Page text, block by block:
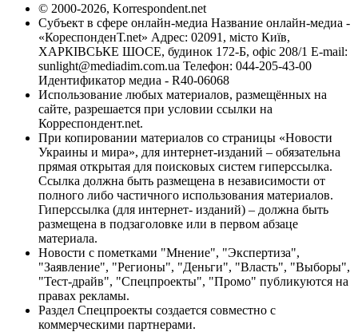
© 2000-2026, Korrespondent.net
Субъект в сфере онлайн-медиа Название онлайн-медиа -
«КореспонденТ.net» Адрес: 02091, місто Київ,
ХАРКІВСЬКЕ ШОСЕ, будинок 172-Б, офіс 208/1 E-mail:
sunlight@mediadim.com.ua Телефон: 044-205-43-00
Идентификатор медиа - R40-06068
Использование любых материалов, размещённых на
сайте, разрешается при условии ссылки на
Корреспондент.net.
При копировании материалов со страницы «Новости
Украины и мира», для интернет-изданий – обязательна
прямая открытая для поисковых систем гиперссылка.
Ссылка должна быть размещена в независимости от
полного либо частичного использования материалов.
Гиперссылка (для интернет- изданий) – должна быть
размещена в подзаголовке или в первом абзаце
материала.
Новости с пометками "Мнение", "Экспертиза",
"Заявление", "Регионы", "Деньги", "Власть", "Выборы",
"Тест-драйв", "Спецпроекты", "Промо" публикуются на
правах рекламы.
Раздел Спецпроекты создается совместно с
коммерческими партнерами.